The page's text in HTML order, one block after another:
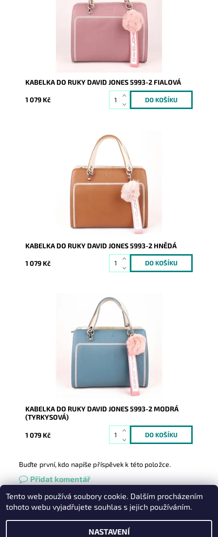
Skladem
1930
David Jones Paris
2 roky
KABELKA DO RUKY DAVID JONES 5993-2 FIALOVÁ
1 079 Kč
Malá elegantní kabelka značky David Jones 5993-2 v
hnědé barvě ozvláštněna moderní bambulí na uchu
Skladem
1931
David Jones Paris
2 roky
KABELKA DO RUKY DAVID JONES 5993-2 HNĚDÁ
1 079 Kč
Malá elegantní kabelka značky David Jones 5993-2 v
tyrkysové barvě ozvláštněna moderní bambulí na
Skladem
1928
David Jones Paris
2 roky
KABELKA DO RUKY DAVID JONES 5993-2 MODRÁ
(TYRKYSOVÁ)
1 079 Kč
Buďte první, kdo napíše příspěvek k této položce.
Přidat komentář
Heureka.cz | Zboží.cz Oázakabelek
Tento web používá soubory cookie. Dalším procházením
tohoto webu vyjadřujete souhlas s jejich používáním.
NASTAVENÍ